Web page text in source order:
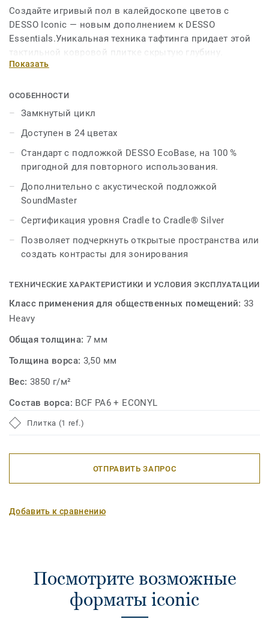
Создайте игривый пол в калейдоскопе цветов с
DESSO Iconic — новым дополнением к DESSO
Essentials.Уникальная техника тафтинга придает этой
тактильной ковровой плитке скрытую глубину.
Многослойный дизайн сочетает в себе два
вдохновляющие уникальные оттенки, добавляя
игривости дизайну и интереса к напольным
покрытиям.Вдохновленный тканым текстилем,
сплошной цвет дополнен скрытыми линиями,
которые проявляются, когда вы идете по
пространству. Спектр из 24 нейтральных оттенков и
открытых пространств и переговорных или создать
контрасты для зонирования. DESSO Iconic — это
возможность взглянуть на дизайн напольных
дизайнерам неожиданные возможности благодаря
впечатляющему решению, которое требует двойного
замкнутого цикла
Показать
ОСОБЕННОСТИ
Замкнутый цикл
Доступен в 24 цветах
Стандарт с подложкой DESSO EcoBase, на 100 %
пригодной для повторного использования.
Дополнительно с акустической подложкой
SoundMaster
Сертификация уровня Cradle to Cradle® Silver
Позволяет подчеркнуть открытые пространства или
создать контрасты для зонирования
ТЕХНИЧЕСКИЕ ХАРАКТЕРИСТИКИ И УСЛОВИЯ ЭКСПЛУАТАЦИИ
Класс применения для общественных помещений:33
Heavy
Общая толщина: 7 мм
Толщина ворса: 3,50 мм
Вес: 3850 г/м²
Состав ворса: BCF PA6 + ECONYL
Плитка (1 ref.)
ОТПРАВИТЬ ЗАПРОС
Добавить к сравнению
Посмотрите возможные
форматы iconic